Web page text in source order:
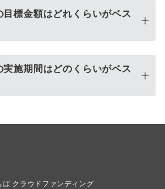
目標金額はどれくらいがベス
実施期間はどのくらいがベス
ば クラウドファンディング